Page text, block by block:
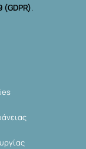
(GDPR).